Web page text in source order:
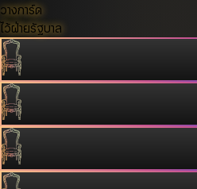
วางการ์ด
ไว้ฝ่ายรัฐบาล